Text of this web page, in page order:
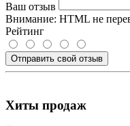
Ваш отзыв
Внимание: HTML не
Рейтинг
Отправить свой отзыв
Хиты продаж